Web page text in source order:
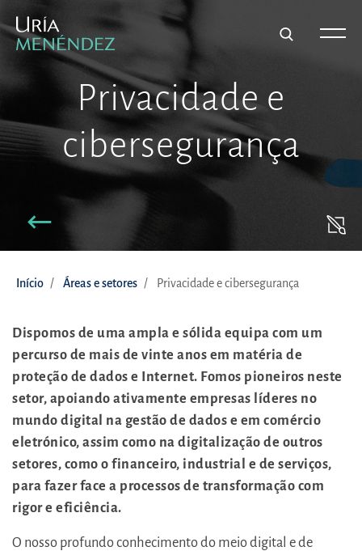
Privacidade e
cibersegurança
Início Áreas e setores Privacidade e cibersegurança
Dispomos de uma ampla e sólida equipa com um
percurso de mais de vinte anos em matéria de
proteção de dados e Internet. Fomos pioneiros neste
setor, apoiando ativamente empresas líderes no
mundo digital na gestão de dados e em comércio
eletrónico, assim como na digitalização de outros
setores, como o financeiro, industrial e de serviços,
para fazer face a processos de transformação com
rigor e eficiência.
O nosso profundo conhecimento do meio digital e de